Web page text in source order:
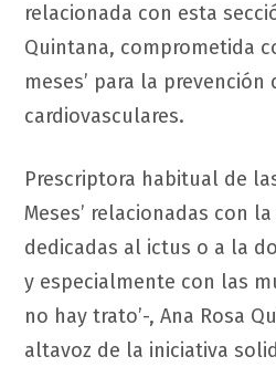
relacionada con esta
Quintana, comprometida
meses’ para la
cardiovasculares.
Prescriptora habitual de
Meses’ relacionadas con
dedicadas al ictus o a la
y especialmente con las
no hay trato’-, Ana Rosa
altavoz de la iniciativa